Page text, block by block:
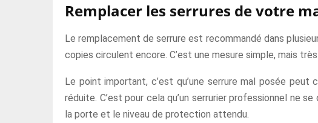
Remplacer les serrures de votre
Le remplacement de serrure est recommandé dans
copies circulent encore. C’est une mesure simple, mais
Le point important, c’est qu’une serrure mal posée
réduite. C’est pour cela qu’un serrurier professionnel ne
la porte et le niveau de protection attendu.